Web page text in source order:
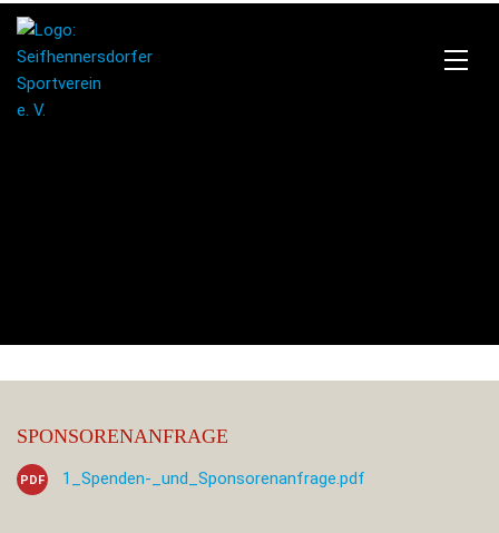
SPONSORENANFRAGE
PDF 1_Spenden-_und_Sponsorenanfrage.pdf